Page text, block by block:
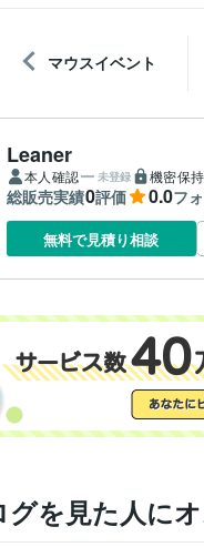
マウスイベント
Leaner
本人確認 未登録 機密保
総販売実績0評価 0.0フ
無料で見積り相談
を見た人に